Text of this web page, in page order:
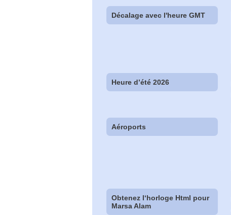
Décalage avec l'heure GMT
Heure d’été 2026
Aéroports
Obtenez l‘horloge Html pour
Marsa Alam